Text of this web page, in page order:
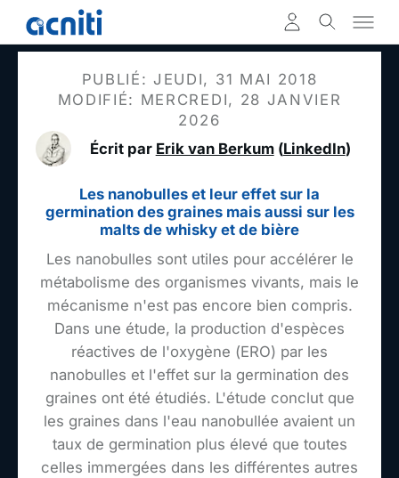
PUBLIÉ: JEUDI, 31 MAI 2018
MODIFIÉ: MERCREDI, 28 JANVIER
2026
Écrit par Erik van Berkum (LinkedIn)
Les nanobulles et leur effet sur la
germination des graines mais aussi sur les
malts de whisky et de bière
Les nanobulles sont utiles pour accélérer le
métabolisme des organismes vivants, mais le
mécanisme n'est pas encore bien compris.
Dans une étude, la production d'espèces
réactives de l'oxygène (ERO) par les
nanobulles et l'effet sur la germination des
graines ont été étudiés. L'étude conclut que
les graines dans l'eau nanobullée avaient un
taux de germination plus élevé que toutes
celles immergées dans les différentes autres